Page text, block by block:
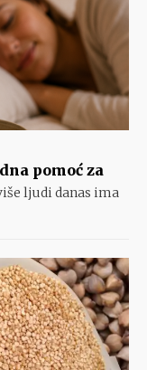
pomoć za
ljudi danas ima